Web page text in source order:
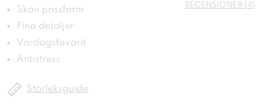
Skön passform
Fina detaljer
Vardagsfavorit
Antistress
RECENSIONER (4)
Storleksguide